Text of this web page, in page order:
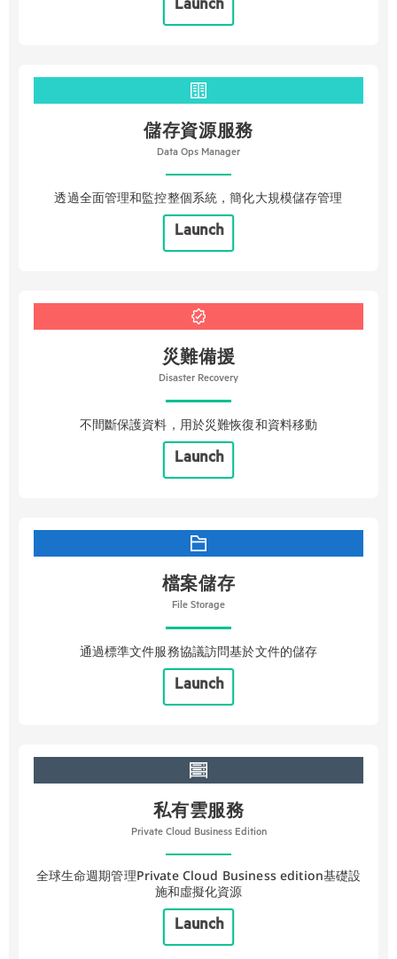
Launch
儲存資源服務
Data Ops Manager
透過全面管理和監控整個系統，簡化大規模儲存管理
Launch
災難備援
Disaster Recovery
不間斷保護資料，用於災難恢復和資料移動
Launch
檔案儲存
File Storage
通過標準文件服務協議訪問基於文件的儲存
Launch
私有雲服務
Private Cloud Business Edition
全球生命週期管理Private Cloud Business edition基礎設
施和虛擬化資源
Launch